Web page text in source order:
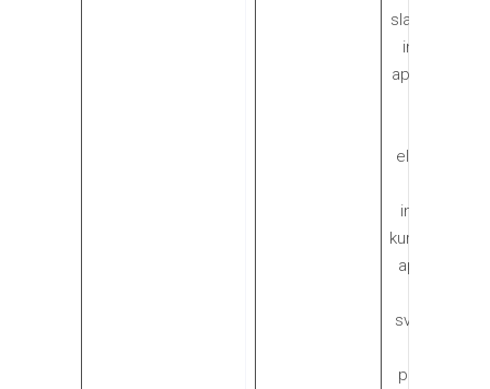
slapukai
informacija
apie
elgseną, taip
informaciją,
kurie sieja
apsilankymą
svetainėje su
paskyra prie